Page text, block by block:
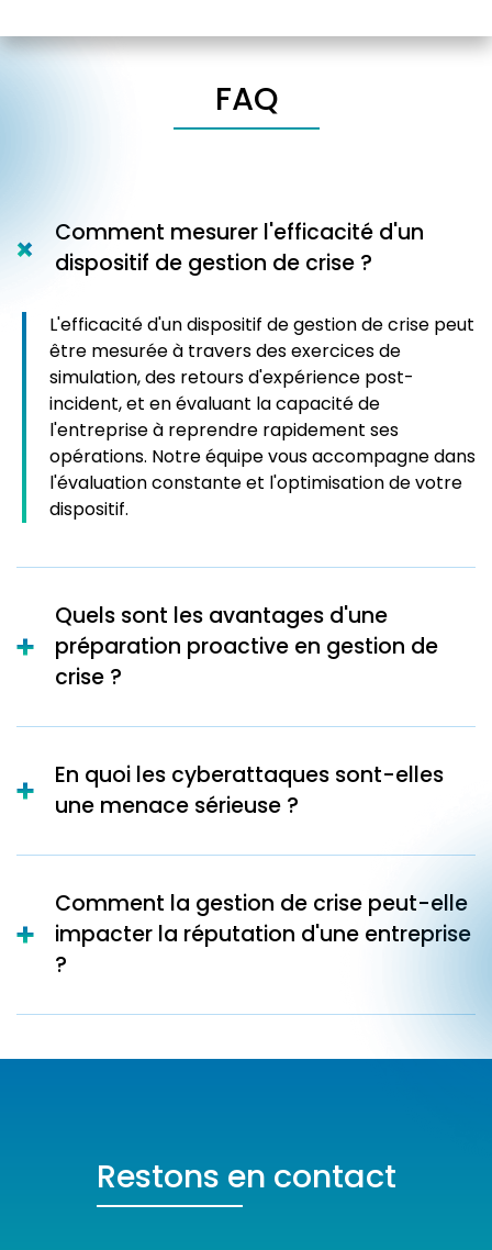
FAQ
Comment mesurer l'efficacité d'un
dispositif de gestion de crise ?
L'efficacité d'un dispositif de gestion de crise peut
être mesurée à travers des exercices de
simulation, des retours d'expérience post-
incident, et en évaluant la capacité de
l'entreprise à reprendre rapidement ses
opérations. Notre équipe vous accompagne dans
l'évaluation constante et l'optimisation de votre
dispositif.
Quels sont les avantages d'une
préparation proactive en gestion de
crise ?
En quoi les cyberattaques sont-elles
une menace sérieuse ?
Comment la gestion de crise peut-elle
impacter la réputation d'une entreprise
?
Restons en contact